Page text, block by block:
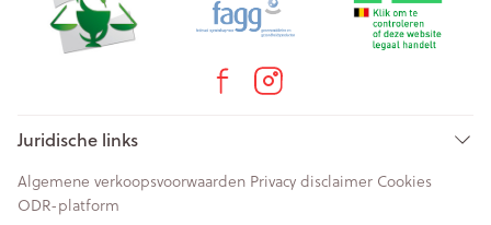
Juridische links
Algemene verkoopsvoorwaarden Privacy disclaimer Cookies
ODR-platform